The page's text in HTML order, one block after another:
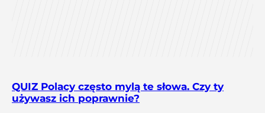
QUIZ Polacy często mylą te słowa. Czy ty
używasz ich poprawnie?